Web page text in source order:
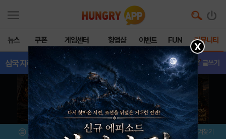
뉴스 쿠폰 게임센터 헝앱샵 이벤트 FUN 커뮤니티
삼국지라이브 - 질문 글쓰기
메뉴 이벤트/미션 설치/평가 즐겨찾기
X